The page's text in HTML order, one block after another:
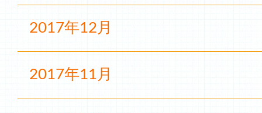
2017年12月
2017年11月